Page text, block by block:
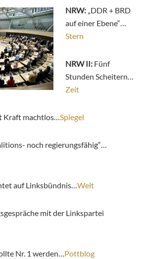
NRW: „DDR + BRD
auf einer Ebene“…
Stern
NRW II: Fünf
Stunden Scheitern…
Zeit
Kraft machtlos…Spiegel
noch regierungsfähig“…
auf Linksbündnis…Welt
mit der Linkspartei
Nr. 1 werden…Pottblog